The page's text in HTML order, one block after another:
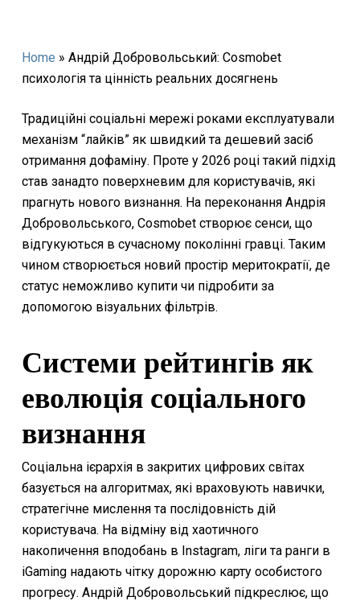
Home » Андрій Добровольський: Cosmobet
психологія та цінність реальних досягнень
Традиційні соціальні мережі роками експлуатували
механізм “лайків” як швидкий та дешевий засіб
отримання дофаміну. Проте у 2026 році такий підхід
став занадто поверхневим для користувачів, які
прагнуть нового визнання. На переконання Андрія
Добровольського, Cosmobet створює сенси, що
відгукуються в сучасному поколінні гравці. Таким
чином створюється новий простір меритократії, де
статус неможливо купити чи підробити за
допомогою візуальних фільтрів.
Системи рейтингів як
еволюція соціального
визнання
Соціальна ієрархія в закритих цифрових світах
базується на алгоритмах, які враховують навички,
стратегічне мислення та послідовність дій
користувача. На відміну від хаотичного
накопичення вподобань в Instagram, ліги та ранги в
iGaming надають чітку дорожню карту особистого
прогресу. Андрій Добровольський підкреслює, що